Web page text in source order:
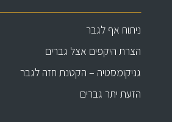
ניתוח אף לגבר
הצרת היקפים אצל גברים
גניקומסטיה – הקטנת חזה לגבר
הזעת יתר גברים